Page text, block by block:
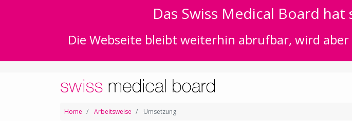
Das Swiss Medical Board
Die Webseite bleibt weiterhin abrufbar, wird
Home Arbeitsweise Umsetzung